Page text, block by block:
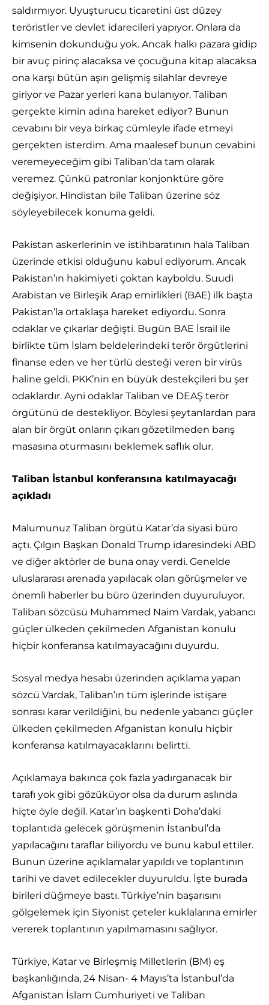
saldırmıyor. Uyuşturucu ticaretini üst düzey
teröristler ve devlet idarecileri yapıyor. Onlara da
kimsenin dokunduğu yok. Ancak halkı pazara gidip
bir avuç pirinç alacaksa ve çocuğuna kitap alacaksa
ona karşı bütün aşırı gelişmiş silahlar devreye
giriyor ve Pazar yerleri kana bulanıyor. Taliban
gerçekte kimin adına hareket ediyor? Bunun
cevabını bir veya birkaç cümleyle ifade etmeyi
gerçekten isterdim. Ama maalesef bunun cevabini
veremeyeceğim gibi Taliban’da tam olarak
veremez. Çünkü patronlar konjonktüre göre
değişiyor. Hindistan bile Taliban üzerine söz
söyleyebilecek konuma geldi.
Pakistan askerlerinin ve istihbaratının hala Taliban
üzerinde etkisi olduğunu kabul ediyorum. Ancak
Pakistan’ın hakimiyeti çoktan kayboldu. Suudi
Arabistan ve Birleşik Arap emirlikleri (BAE) ilk başta
Pakistan’la ortaklaşa hareket ediyordu. Sonra
odaklar ve çıkarlar değişti. Bugün BAE İsrail ile
birlikte tüm İslam beldelerindeki terör örgütlerini
finanse eden ve her türlü desteği veren bir virüs
haline geldi. PKK’nin en büyük destekçileri bu şer
odaklardır. Ayni odaklar Taliban ve DEAŞ terör
örgütünü de destekliyor. Böylesi şeytanlardan para
alan bir örgüt onların çıkarı gözetilmeden barış
masasına oturmasını beklemek saflık olur.
Taliban İstanbul konferansına katılmayacağı
açıkladı
Malumunuz Taliban örgütü Katar’da siyasi büro
açtı. Çılgın Başkan Donald Trump idaresindeki ABD
ve diğer aktörler de buna onay verdi. Genelde
uluslararası arenada yapılacak olan görüşmeler ve
önemli haberler bu büro üzerinden duyuruluyor.
Taliban sözcüsü Muhammed Naim Vardak, yabancı
güçler ülkeden çekilmeden Afganistan konulu
hiçbir konferansa katılmayacağını duyurdu.
Sosyal medya hesabı üzerinden açıklama yapan
sözcü Vardak, Taliban’ın tüm işlerinde istişare
sonrası karar verildiğini, bu nedenle yabancı güçler
ülkeden çekilmeden Afganistan konulu hiçbir
konferansa katılmayacaklarını belirtti.
Açıklamaya bakınca çok fazla yadırganacak bir
tarafı yok gibi gözüküyor olsa da durum aslında
hiçte öyle değil. Katar’ın başkenti Doha’daki
toplantıda gelecek görüşmenin İstanbul’da
yapılacağını taraflar biliyordu ve bunu kabul ettiler.
Bunun üzerine açıklamalar yapıldı ve toplantının
tarihi ve davet edilecekler duyuruldu. İşte burada
birileri düğmeye bastı. Türkiye’nin başarısını
gölgelemek için Siyonist çeteler kuklalarına emirler
vererek toplantının yapılmamasını sağlıyor.
Türkiye, Katar ve Birleşmiş Milletlerin (BM) eş
başkanlığında, 24 Nisan- 4 Mayıs’ta İstanbul’da
Afganistan İslam Cumhuriyeti ve Taliban